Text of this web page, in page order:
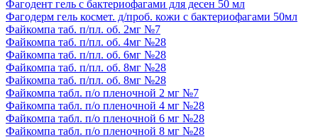
Фагодент гель с бактериофагами для десен 50 мл
Фагодерм гель космет. д/проб. кожи с бактериофагами 50мл
Файкомпа таб. п/пл. об. 2мг №7
Файкомпа таб. п/пл. об. 4мг №28
Файкомпа таб. п/пл. об. 6мг №28
Файкомпа таб. п/пл. об. 8мг №28
Файкомпа таб. п/пл. об. 8мг №28
Файкомпа табл. п/о пленочной 2 мг №7
Файкомпа табл. п/о пленочной 4 мг №28
Файкомпа табл. п/о пленочной 6 мг №28
Файкомпа табл. п/о пленочной 8 мг №28